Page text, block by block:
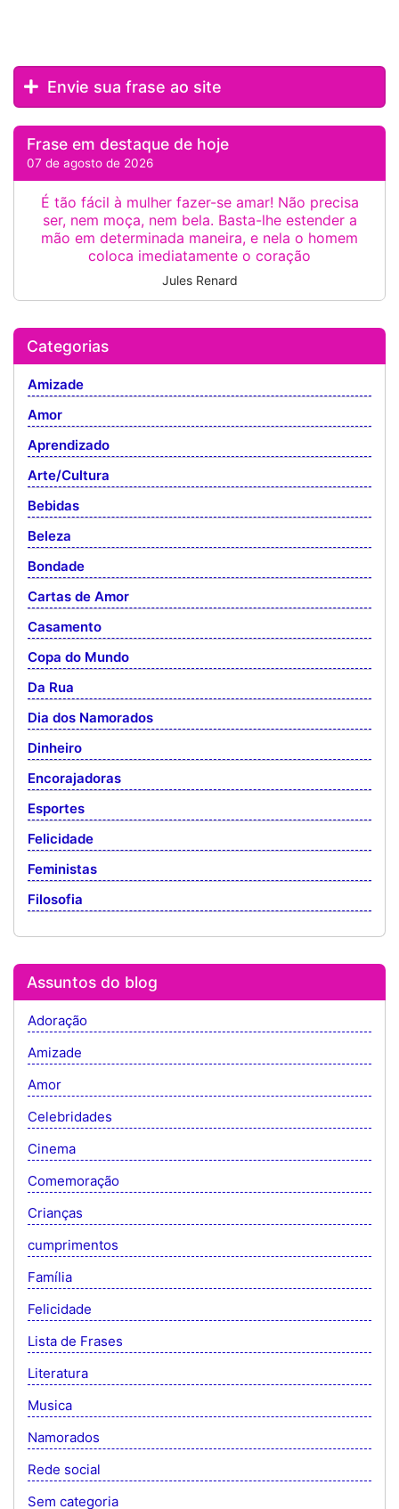
Envie sua frase ao site
Frase em destaque de hoje
07 de agosto de 2026
É tão fácil à mulher fazer-se amar! Não precisa
ser, nem moça, nem bela. Basta-lhe estender a
mão em determinada maneira, e nela o homem
coloca imediatamente o coração
Jules Renard
Categorias
Amizade
Amor
Aprendizado
Arte/Cultura
Bebidas
Beleza
Bondade
Cartas de Amor
Casamento
Copa do Mundo
Da Rua
Dia dos Namorados
Dinheiro
Encorajadoras
Esportes
Felicidade
Feministas
Filosofia
Assuntos do blog
Adoração
Amizade
Amor
Celebridades
Cinema
Comemoração
Crianças
cumprimentos
Família
Felicidade
Lista de Frases
Literatura
Musica
Namorados
Rede social
Sem categoria